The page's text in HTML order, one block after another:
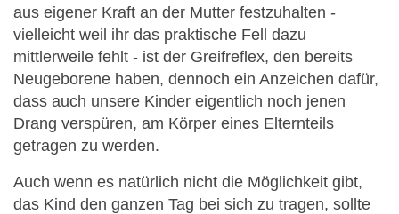
aus eigener Kraft an der Mutter festzuhalten -
vielleicht weil ihr das praktische Fell dazu
mittlerweile fehlt - ist der Greifreflex, den bereits
Neugeborene haben, dennoch ein Anzeichen dafür,
dass auch unsere Kinder eigentlich noch jenen
Drang verspüren, am Körper eines Elternteils
getragen zu werden.
Auch wenn es natürlich nicht die Möglichkeit gibt,
das Kind den ganzen Tag bei sich zu tragen, sollte